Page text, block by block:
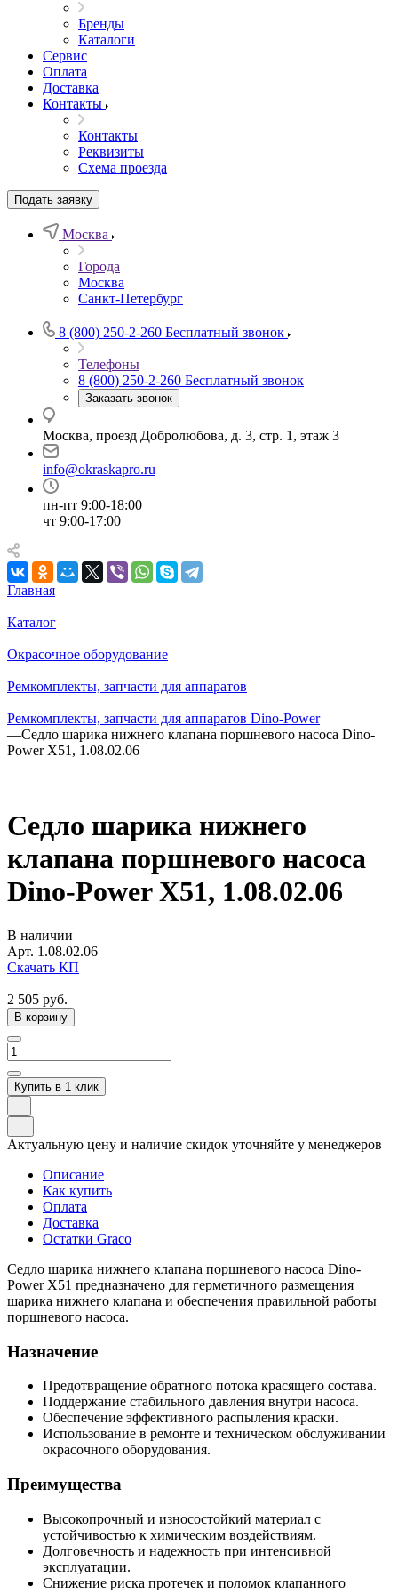
Бренды
Каталоги
Сервис
Оплата
Доставка
Контакты
Контакты
Реквизиты
Схема проезда
Подать заявку
Москва
Города
Москва
Санкт-Петербург
8 (800) 250-2-260 Бесплатный звонок
Телефоны
8 (800) 250-2-260 Бесплатный звонок
Заказать звонок
Москва, проезд Добролюбова, д. 3, стр. 1, этаж 3
info@okraskapro.ru
пн-пт 9:00-18:00
чт 9:00-17:00
Главная
—
Каталог
—
Окрасочное оборудование
—
Ремкомплекты, запчасти для аппаратов
—
Ремкомплекты, запчасти для аппаратов Dino-Power
—Седло шарика нижнего клапана поршневого насоса Dino-
Power X51, 1.08.02.06
Седло шарика нижнего
клапана поршневого насоса
Dino-Power X51, 1.08.02.06
В наличии
Арт. 1.08.02.06
Скачать КП
2 505 руб.
В корзину
Купить в 1 клик
Актуальную цену и наличие скидок уточняйте у менеджеров
Описание
Как купить
Оплата
Доставка
Остатки Graco
Седло шарика нижнего клапана поршневого насоса Dino-
Power X51 предназначено для герметичного размещения
шарика нижнего клапана и обеспечения правильной работы
поршневого насоса.
Назначение
Предотвращение обратного потока красящего состава.
Поддержание стабильного давления внутри насоса.
Обеспечение эффективного распыления краски.
Использование в ремонте и техническом обслуживании
окрасочного оборудования.
Преимущества
Высокопрочный и износостойкий материал с
устойчивостью к химическим воздействиям.
Долговечность и надежность при интенсивной
эксплуатации.
Снижение риска протечек и поломок клапанного